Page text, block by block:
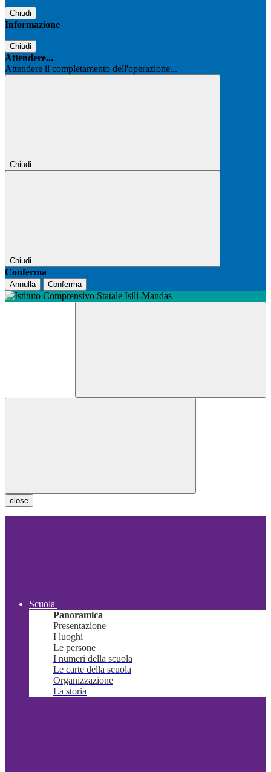
Chiudi
Informazione
Chiudi
Attendere...
Attendere il completamento dell'operazione...
Chiudi
Chiudi
Conferma
Annulla Conferma
close
Scuola
Panoramica
Presentazione
I luoghi
Le persone
I numeri della scuola
Le carte della scuola
Organizzazione
La storia